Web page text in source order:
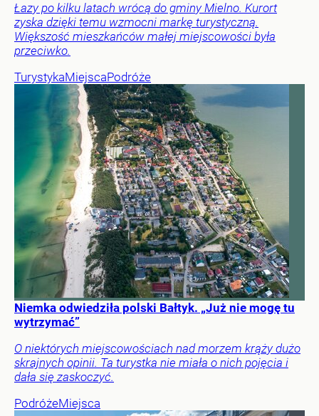
Łazy po kilku latach wrócą do gminy Mielno. Kurort
zyska dzięki temu wzmocni markę turystyczną.
Większość mieszkańców małej miejscowości była
przeciwko.
TurystykaMiejscaPodróże
Niemka odwiedziła polski Bałtyk. „Już nie mogę tu
wytrzymać”
O niektórych miejscowościach nad morzem krąży dużo
skrajnych opinii. Ta turystka nie miała o nich pojęcia i
dała się zaskoczyć.
PodróżeMiejsca